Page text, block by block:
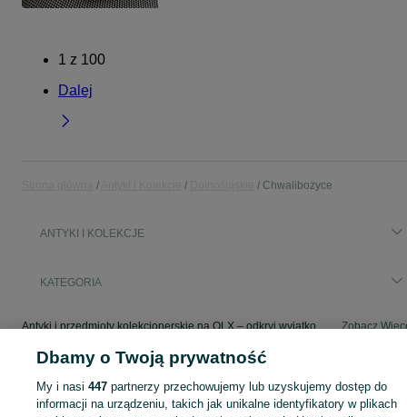
1 z 100
Dalej
Chwalibożyce
ANTYKI I KOLEKCJE
KATEGORIA
Antyki i przedmioty kolekcjonerskie na OLX – odkryj wyjątkowe oferty antyków i rzadkich przedmiotów. Sprawdź unikalne kolekcje! Chwalibożyce i okolice. Zobacz
Mapa kategorii
Mapa miejscowości
Dbamy o Twoją prywatność
My i nasi447 partnerzy przechowujemy lub uzyskujemy dostęp do
informacji na urządzeniu, takich jak unikalne identyfikatory w plikach